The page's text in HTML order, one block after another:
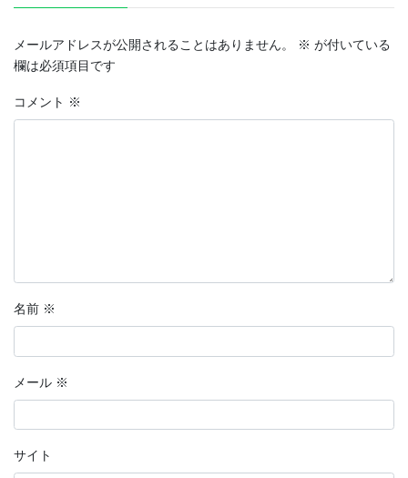
メールアドレスが公開されることはありません。 ※ が付いている
欄は必須項目です
コメント ※
名前 ※
メール ※
サイト